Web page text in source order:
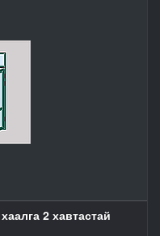
2 хавтастай